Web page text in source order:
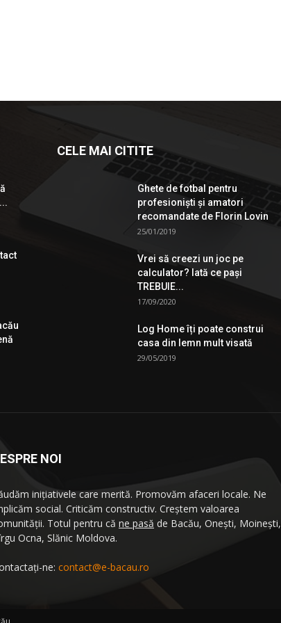
CELE MAI CITITE
Ghete de fotbal pentru
profesionişti şi amatori
recomandate de Florin Lovin
25/01/2019
Vrei să creezi un joc pe
calculator? Iată ce pași
TREBUIE...
17/09/2020
Log Home îți poate construi
casa din lemn mult visată
29/05/2019
NOI
iniţiativele care merită. Promovăm afaceri locale. Ne
social. Criticăm constructiv. Creştem valoarea
Totul pentru că ne pasă de Bacău, Oneşti, Moineşti,
Ocna, Slănic Moldova.
ne: contact@e-bacau.ro